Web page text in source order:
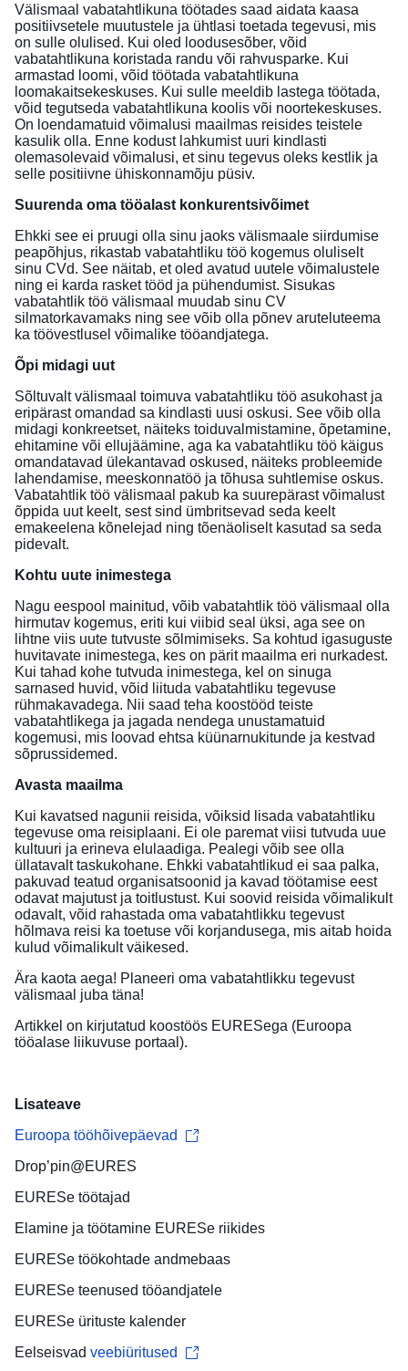
Välismaal vabatahtlikuna töötades saad aidata kaasa
positiivsetele muutustele ja ühtlasi toetada tegevusi, mis
on sulle olulised. Kui oled loodusesõber, võid
vabatahtlikuna koristada randu või rahvusparke. Kui
armastad loomi, võid töötada vabatahtlikuna
loomakaitsekeskuses. Kui sulle meeldib lastega töötada,
võid tegutseda vabatahtlikuna koolis või noortekeskuses.
On loendamatuid võimalusi maailmas reisides teistele
kasulik olla. Enne kodust lahkumist uuri kindlasti
olemasolevaid võimalusi, et sinu tegevus oleks kestlik ja
selle positiivne ühiskonnamõju püsiv.
Suurenda oma tööalast konkurentsivõimet
Ehkki see ei pruugi olla sinu jaoks välismaale siirdumise
peapõhjus, rikastab vabatahtliku töö kogemus oluliselt
sinu CVd. See näitab, et oled avatud uutele võimalustele
ning ei karda rasket tööd ja pühendumist. Sisukas
vabatahtlik töö välismaal muudab sinu CV
silmatorkavamaks ning see võib olla põnev aruteluteema
ka töövestlusel võimalike tööandjatega.
Õpi midagi uut
Sõltuvalt välismaal toimuva vabatahtliku töö asukohast ja
eripärast omandad sa kindlasti uusi oskusi. See võib olla
midagi konkreetset, näiteks toiduvalmistamine, õpetamine,
ehitamine või ellujäämine, aga ka vabatahtliku töö käigus
omandatavad ülekantavad oskused, näiteks probleemide
lahendamise, meeskonnatöö ja tõhusa suhtlemise oskus.
Vabatahtlik töö välismaal pakub ka suurepärast võimalust
õppida uut keelt, sest sind ümbritsevad seda keelt
emakeelena kõnelejad ning tõenäoliselt kasutad sa seda
pidevalt.
Kohtu uute inimestega
Nagu eespool mainitud, võib vabatahtlik töö välismaal olla
hirmutav kogemus, eriti kui viibid seal üksi, aga see on
lihtne viis uute tutvuste sõlmimiseks. Sa kohtud igasuguste
huvitavate inimestega, kes on pärit maailma eri nurkadest.
Kui tahad kohe tutvuda inimestega, kel on sinuga
sarnased huvid, võid liituda vabatahtliku tegevuse
rühmakavadega. Nii saad teha koostööd teiste
vabatahtlikega ja jagada nendega unustamatuid
kogemusi, mis loovad ehtsa küünarnukitunde ja kestvad
sõprussidemed.
Avasta maailma
Kui kavatsed nagunii reisida, võiksid lisada vabatahtliku
tegevuse oma reisiplaani. Ei ole paremat viisi tutvuda uue
kultuuri ja erineva elulaadiga. Pealegi võib see olla
üllatavalt taskukohane. Ehkki vabatahtlikud ei saa palka,
pakuvad teatud organisatsoonid ja kavad töötamise eest
odavat majutust ja toitlustust. Kui soovid reisida võimalikult
odavalt, võid rahastada oma vabatahtlikku tegevust
hõlmava reisi ka toetuse või korjandusega, mis aitab hoida
kulud võimalikult väikesed.
Ära kaota aega! Planeeri oma vabatahtlikku tegevust
välismaal juba täna!
Artikkel on kirjutatud koostöös EURESega (Euroopa
tööalase liikuvuse portaal).
Lisateave
Euroopa tööhõivepäevad
Drop’pin@EURES
EURESe töötajad
Elamine ja töötamine EURESe riikides
EURESe töökohtade andmebaas
EURESe teenused tööandjatele
EURESe ürituste kalender
Eelseisvad veebiüritused